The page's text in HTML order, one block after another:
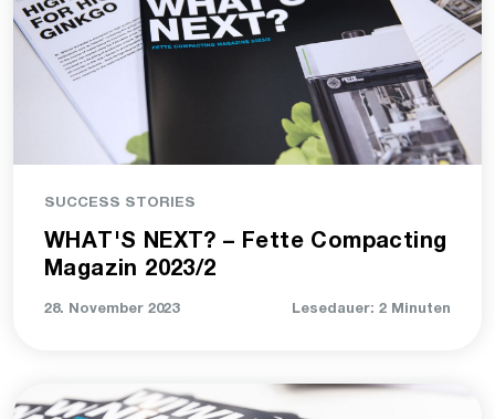
SUCCESS STORIES
WHAT'S NEXT? – Fette Compacting
Magazin 2023/2
28. November 2023 Lesedauer: 2 Minuten